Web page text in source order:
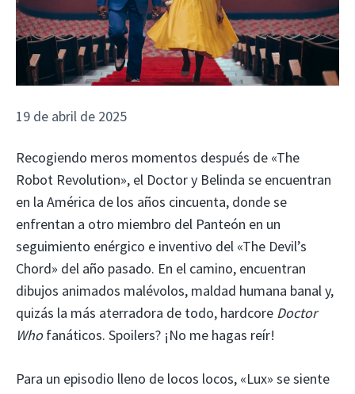
19 de abril de 2025
Recogiendo meros momentos después de «The
Robot Revolution», el Doctor y Belinda se encuentran
en la América de los años cincuenta, donde se
enfrentan a otro miembro del Panteón en un
seguimiento enérgico e inventivo del «The Devil’s
Chord» del año pasado. En el camino, encuentran
dibujos animados malévolos, maldad humana banal y,
quizás la más aterradora de todo, hardcore Doctor
Whofanáticos. Spoilers? ¡No me hagas reír!
Para un episodio lleno de locos locos, «Lux» se siente